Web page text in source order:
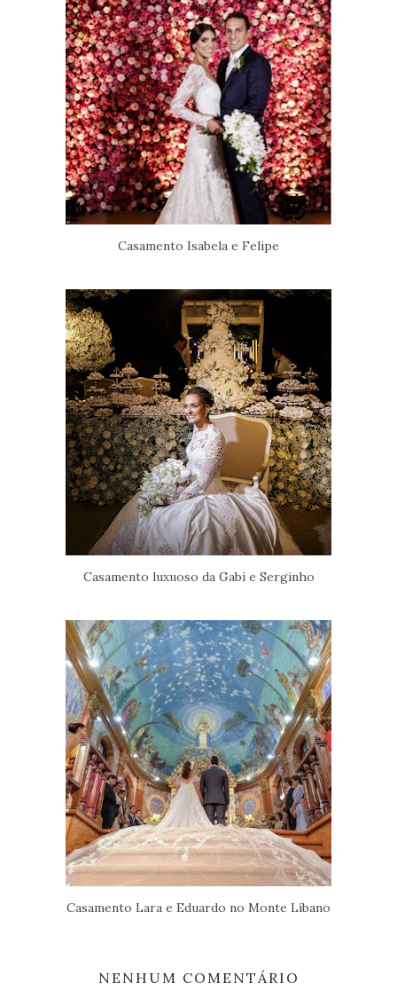
Casamento Isabela e Felipe
Casamento luxuoso da Gabi e Serginho
Casamento Lara e Eduardo no Monte Líbano
NENHUM COMENTÁRIO